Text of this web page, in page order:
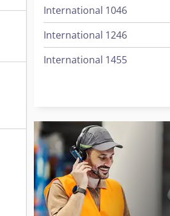
International 1046
International 1246
International 1455
International 353
International 3688